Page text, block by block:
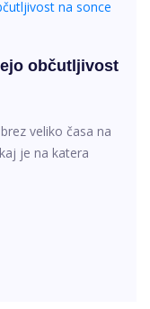
občutljivost
veliko časa na
je na katera